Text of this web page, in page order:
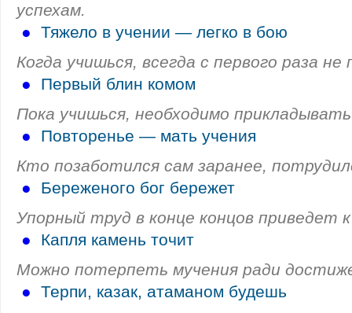
успехам.
●
Тяжело в учении — легко в бою
Когда учишься, всегда с первого раза не
●
Первый блин комом
Пока учишься, необходимо
●
Повторенье — мать учения
Кто позаботился сам заранее,
●
Береженого бог бережет
Упорный труд в конце концов приведет
●
Капля камень точит
Можно потерпеть мучения ради
●
Терпи, казак, атаманом будешь